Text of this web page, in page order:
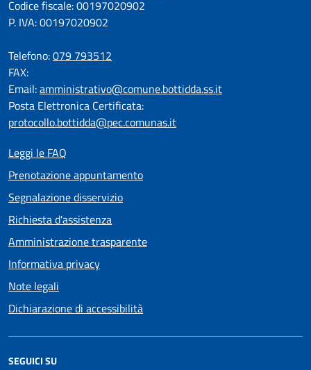
Codice fiscale: 00197020902
P. IVA: 00197020902
Telefono:079 793512
FAX:
Email:amministrativo@comune.bottidda.ss.it
Posta Elettronica Certificata:
protocollo.bottidda@pec.comunas.it
Leggi le FAQ
Prenotazione appuntamento
Segnalazione disservizio
Richiesta d'assistenza
Amministrazione trasparente
Informativa privacy
Note legali
Dichiarazione di accessibilità
SEGUICI SU